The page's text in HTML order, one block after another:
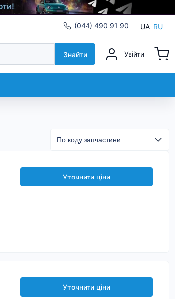
(044) 490 91 90 UA RU
Знайти Увійти
Уточнити ціни
Уточнити ціни